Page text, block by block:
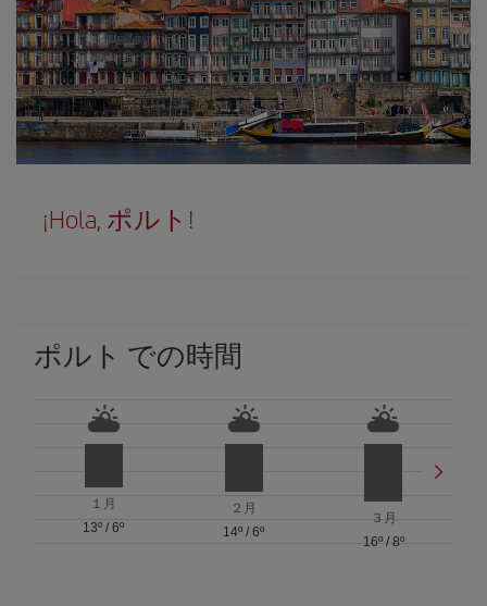
¡Hola, ポルト!
ポルト での時間
１月
13º /6º
２月
14º / 6º
３月
16º/ 8º